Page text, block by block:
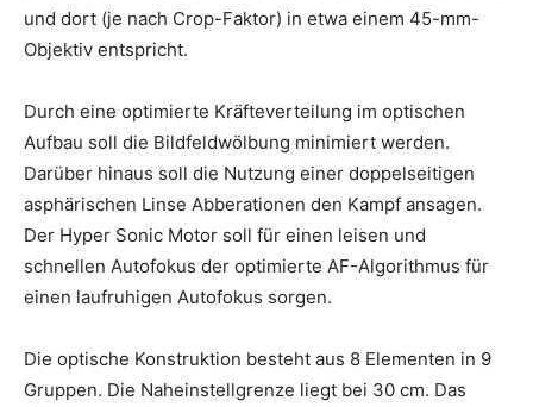
und dort (je nach Crop-Faktor) in etwa einem 45-mm-
Objektiv entspricht.
Durch eine optimierte Kräfteverteilung im optischen
Aufbau soll die Bildfeldwölbung minimiert werden.
Darüber hinaus soll die Nutzung einer doppelseitigen
asphärischen Linse Abberationen den Kampf ansagen.
Der Hyper Sonic Motor soll für einen leisen und
schnellen Autofokus der optimierte AF-Algorithmus für
einen laufruhigen Autofokus sorgen.
Die optische Konstruktion besteht aus 8 Elementen in 9
Gruppen. Die Naheinstellgrenze liegt bei 30 cm. Das